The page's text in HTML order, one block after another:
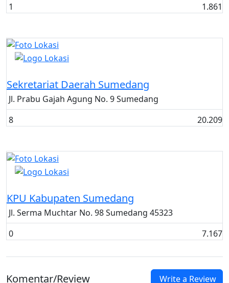
1
1.861
Sekretariat Daerah Sumedang
Jl. Prabu Gajah Agung No. 9 Sumedang
8
20.209
KPU Kabupaten Sumedang
Jl. Serma Muchtar No. 98 Sumedang 45323
0
7.167
Komentar/Review Write a Review